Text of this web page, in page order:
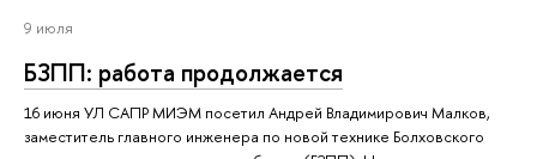
9 июля
БЗПП: работа продолжается
16 июня УЛ САПР МИЭМ посетил Андрей Владимирович Малков,
заместитель главного инженера по новой технике Болховского